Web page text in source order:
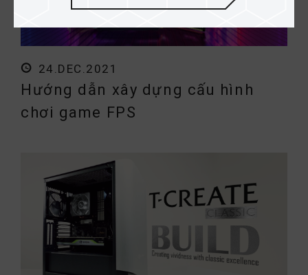
24.DEC.2021
Hướng dẫn xây dựng cấu hình
chơi game FPS